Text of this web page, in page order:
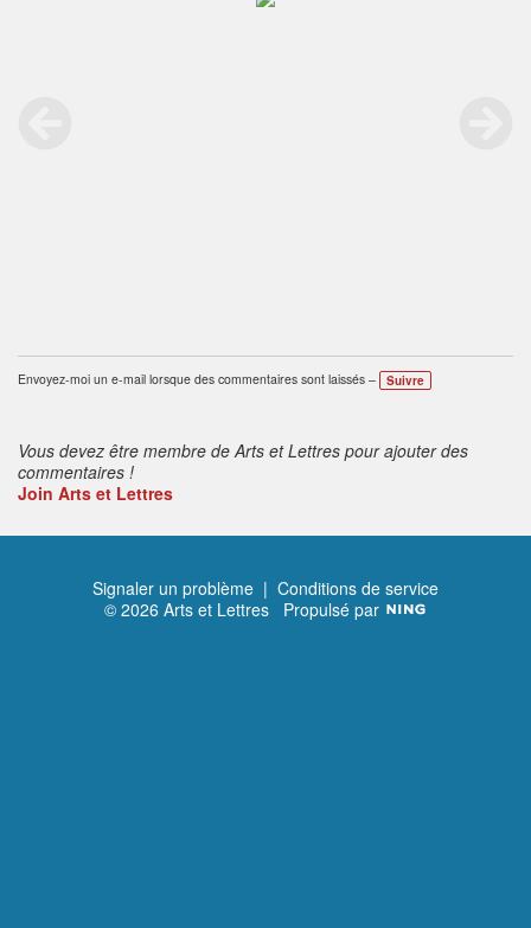
Envoyez-moi un e-mail lorsque des commentaires sont laissés – Suivre
Vous devez être membre de Arts et Lettres pour ajouter des
commentaires !
Join Arts et Lettres
Signaler un problème | Conditions de service
© 2026 Arts et Lettres Propulsé par